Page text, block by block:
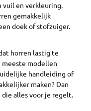
en verkleuring.
gemakkelijk
doek of stofzuiger.
horren lastig te
modellen
handleiding of
maken? Dan
alles voor je regelt.